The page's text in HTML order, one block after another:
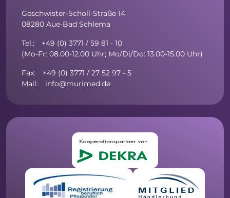
Geschwister-Scholl-Straße 14
08280 Aue-Bad Schlema
Tel.: +49 (0) 3771 / 59 81 - 10
(Mo-Fr: 08.00-12.00 Uhr; Mo/Di/Do: 13.00-15.00 Uhr)
Fax: +49 (0) 3771 / 27 52 97 - 5
Mail: info@murimed.de